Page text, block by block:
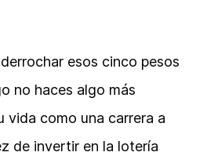
esos cinco pesos
no haces algo más
vida como una carrera a
de invertir en la lotería